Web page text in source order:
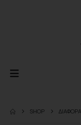
SHOP ΔΙΑΦΟΡΑ